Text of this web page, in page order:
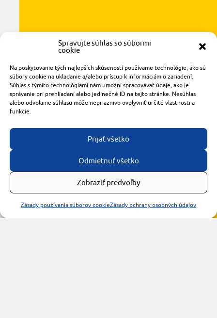
Spravujte súhlas so súbormi
cookie
Na poskytovanie tých najlepších skúseností používame technológie, ako sú
súbory cookie na ukladanie a/alebo prístup k informáciám o zariadení.
Súhlas s týmito technológiami nám umožní spracovávať údaje, ako je
správanie pri prehliadaní alebo jedinečné ID na tejto stránke. Nesúhlas
alebo odvolanie súhlasu môže nepriaznivo ovplyvniť určité vlastnosti a
funkcie.
Prijať všetko
Odmietnuť všetko
Zobraziť predvoľby
Zásady používania súborov cookieZásady ochrany osobných údajov
Radlinského 1611/14
921 01 Piešťany
obchod@rzparkety.sk
+421 905 119 087